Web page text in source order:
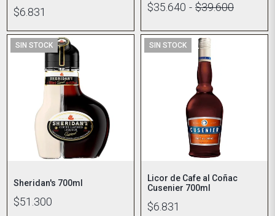
$6.831 $35.640 - $39.600
SIN STOCK
Sheridan's 700ml
$51.300
SIN STOCK
Licor de Cafe al Coñac
Cusenier 700ml
$6.831